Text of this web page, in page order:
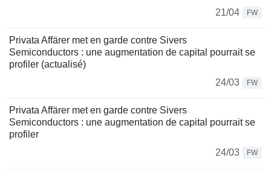
21/04
FW
Privata Affärer met en garde contre Sivers
Semiconductors : une augmentation de capital pourrait se
profiler (actualisé)
24/03
FW
Privata Affärer met en garde contre Sivers
Semiconductors : une augmentation de capital pourrait se
profiler
24/03
FW